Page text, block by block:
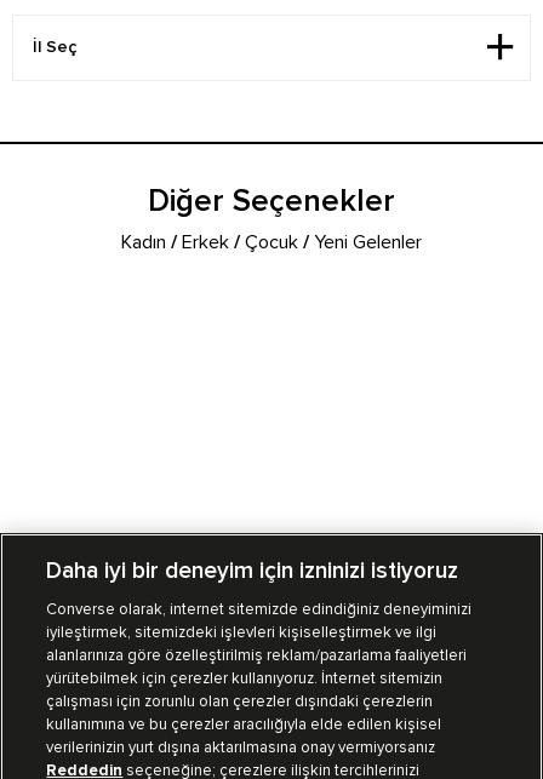
Diğer Seçenekler
Kadın /Erkek /Çocuk /Yeni Gelenler
Mağazalarımız Sipariş Takibi
Müşteri İlişkileri
Koleksiyon
Daha iyi bir deneyim için izninizi istiyoruz
Converse olarak, internet sitemizde edindiğiniz deneyiminizi
iyileştirmek, sitemizdeki işlevleri kişiselleştirmek ve ilgi
alanlarınıza göre özelleştirilmiş reklam/pazarlama faaliyetleri
yürütebilmek için çerezler kullanıyoruz. İnternet sitemizin
çalışması için zorunlu olan çerezler dışındaki çerezlerin
kullanımına ve bu çerezler aracılığıyla elde edilen kişisel
verilerinizin yurt dışına aktarılmasına onay vermiyorsanız
Reddedin seçeneğine; çerezlere ilişkin tercihlerinizi